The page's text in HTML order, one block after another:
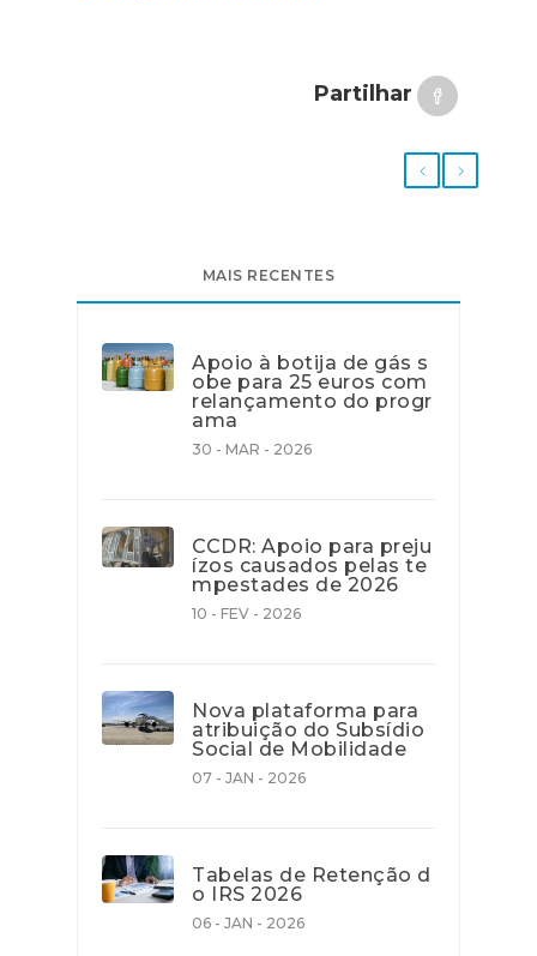
Partilhar
MAIS RECENTES
Apoio à botija de gás s
obe para 25 euros com
relançamento do progr
ama
30 - MAR - 2026
CCDR: Apoio para preju
ízos causados pelas te
mpestades de 2026
10 - FEV - 2026
Nova plataforma para
atribuição do Subsídio
Social de Mobilidade
07 - JAN - 2026
Tabelas de Retenção d
o IRS 2026
06 - JAN - 2026